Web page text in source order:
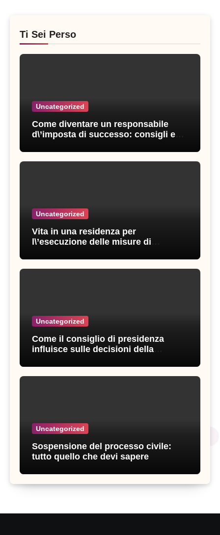
Ti Sei Perso
Uncategorized
Come diventare un responsabile
d\’imposta di successo: consigli e
Uncategorized
Vita in una residenza per
l\’esecuzione delle misure di
Uncategorized
Come il consiglio di presidenza
influisce sulle decisioni della
Uncategorized
Sospensione del processo civile:
tutto quello che devi sapere